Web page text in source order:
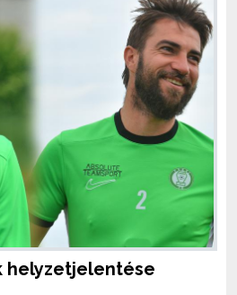
helyzetjelentése